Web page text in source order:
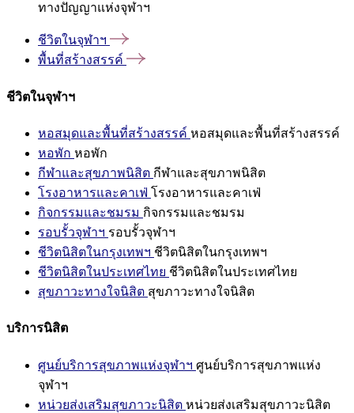
ทางปัญญาแห่งจุฬาฯ
ชีวิตในจุฬาฯ
พื้นที่สร้างสรรค์
ชีวิตในจุฬาฯ
หอสมุดและพื้นที่สร้างสรรค์ หอสมุดและพื้นที่สร้างสรรค์
หอพัก หอพัก
กีฬาและสุขภาพนิสิต กีฬาและสุขภาพนิสิต
โรงอาหารและคาเฟ่ โรงอาหารและคาเฟ่
กิจกรรมและชมรม กิจกรรมและชมรม
รอบรั้วจุฬาฯ รอบรั้วจุฬาฯ
ชีวิตนิสิตในกรุงเทพฯ ชีวิตนิสิตในกรุงเทพฯ
ชีวิตนิสิตในประเทศไทย ชีวิตนิสิตในประเทศไทย
สุขภาวะทางใจนิสิต สุขภาวะทางใจนิสิต
บริการนิสิต
ศูนย์บริการสุขภาพแห่งจุฬาฯ ศูนย์บริการสุขภาพแห่ง
จุฬาฯ
หน่วยส่งเสริมสุขภาวะนิสิต หน่วยส่งเสริมสุขภาวะนิสิต